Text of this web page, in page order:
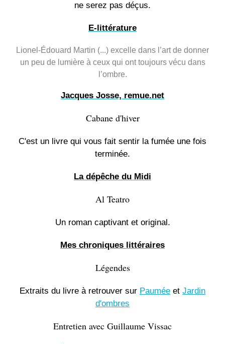
ne serez pas déçus.
E-littérature
Lionel-Édouard Martin (...) excelle dans l’art de donner
un peu de lumière à ceux qui ont toujours vécu dans
l’ombre.
Jacques Josse, remue.net
Cabane d'hiver
C'est un livre qui vous fait sentir la fumée une fois
terminée.
La dépêche du Midi
Al Teatro
Un roman captivant et original.
Mes chroniques littéraires
Légendes
Extraits du livre à retrouver sur Paumée et Jardin
d'ombres
Entretien avec Guillaume Vissac